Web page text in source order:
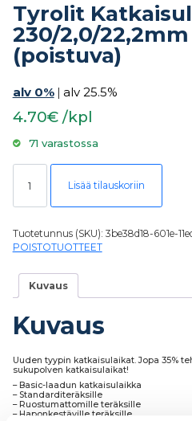
Tyrolit
230/2,0/
(poistuva)
alv 0% | alv 25.5%
4.70€ /kpl
71 varastossa
Tyrolit Katkaisulaikka 230/2,0/
Lisää tilauskoriin
Tuotetunnus (SKU): 3be38d18-601e-
POISTOTUOTTEET
Kuvaus
Kuvaus
Uuden tyypin katkaisulaikat. Jopa 35%
sukupolven katkaisulaikat!
– Basic-laadun katkaisulaikka
– Standarditeräksille
– Ruostumattomille teräksille
– Haponkestäville teräksille